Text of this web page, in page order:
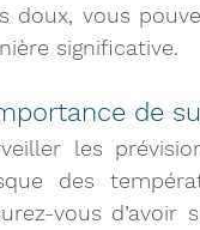
doux, vous
significative.
de
les
des
vous